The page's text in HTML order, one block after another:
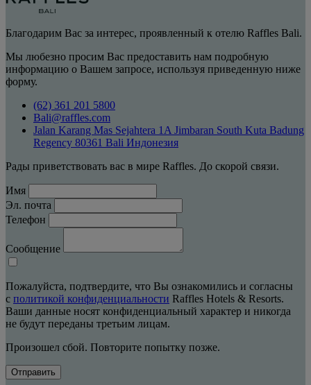
Благодарим Вас за интерес, проявленный к отелю Raffles Bali.
Мы любезно просим Вас предоставить нам подробную
информацию о Вашем запросе, используя приведенную ниже
форму.
(62) 361 201 5800
Bali@raffles.com
Jalan Karang Mas Sejahtera 1A Jimbaran South Kuta Badung
Regency 80361 Bali Индонезия
Рады приветствовать вас в мире Raffles. До скорой связи.
Имя
Эл. почта
Телефон
Сообщение
Пожалуйста, подтвердите, что Вы ознакомились и согласны
с политикой конфиденциальности Raffles Hotels & Resorts.
Ваши данные носят конфиденциальный характер и никогда
не будут переданы третьим лицам.
Произошел сбой. Повторите попытку позже.
Отправить